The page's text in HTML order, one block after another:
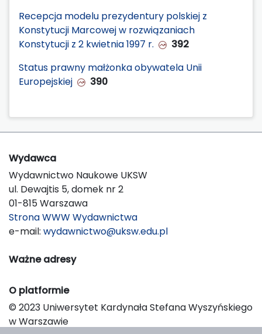
Recepcja modelu prezydentury polskiej z
Konstytucji Marcowej w rozwiązaniach
Konstytucji z 2 kwietnia 1997 r.
392
Status prawny małżonka obywatela Unii
Europejskiej
390
Wydawca
Wydawnictwo Naukowe UKSW
ul. Dewajtis 5, domek nr 2
01-815 Warszawa
Strona WWW Wydawnictwa
e-mail: wydawnictwo@uksw.edu.pl
Ważne adresy
O platformie
© 2023 Uniwersytet Kardynała Stefana Wyszyńskiego
w Warszawie